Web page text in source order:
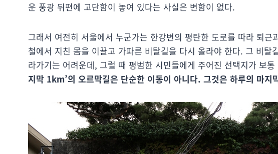
운 풍광 뒤편에 고단함이 놓여 있다는 사실은 변함이 없다.
그래서 여전히 서울에서 누군가는 한강변의 평탄한 도로를 따라 퇴
철에서 지친 몸을 이끌고 가파른 비탈길을 다시 올라야 한다. 그 비
라가기는 어려운데, 그럴 때 평범한 시민들에게 주어진 선택지가 보통
지막 1km’의 오르막길은 단순한 이동이 아니다. 그것은 하루의 마